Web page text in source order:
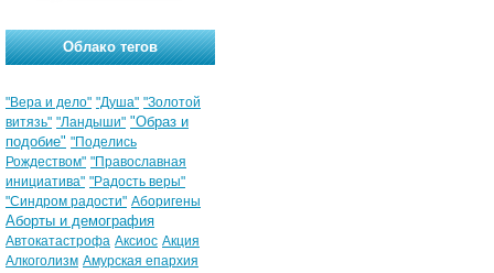
Облако тегов
"Вера и дело" "Душа" "Золотой
витязь" "Ландыши" "Образ и
подобие" "Поделись
Рождеством" "Православная
инициатива" "Радость веры"
"Синдром радости" Аборигены
Аборты и демография
Автокатастрофа Аксиос Акция
Алкоголизм Амурская епархия